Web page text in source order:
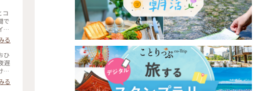
コ
で
ク
る
ひ
遅
ど
る